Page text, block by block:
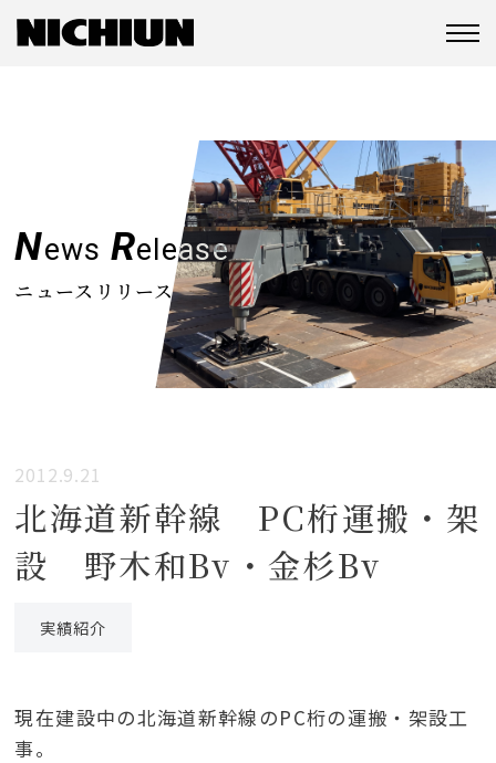
News Release
ニュースリリース
2012.9.21
北海道新幹線 PC桁運搬・架
設 野木和Bv・金杉Bv
実績紹介
現在建設中の北海道新幹線のPC桁の運搬・架設工
事。